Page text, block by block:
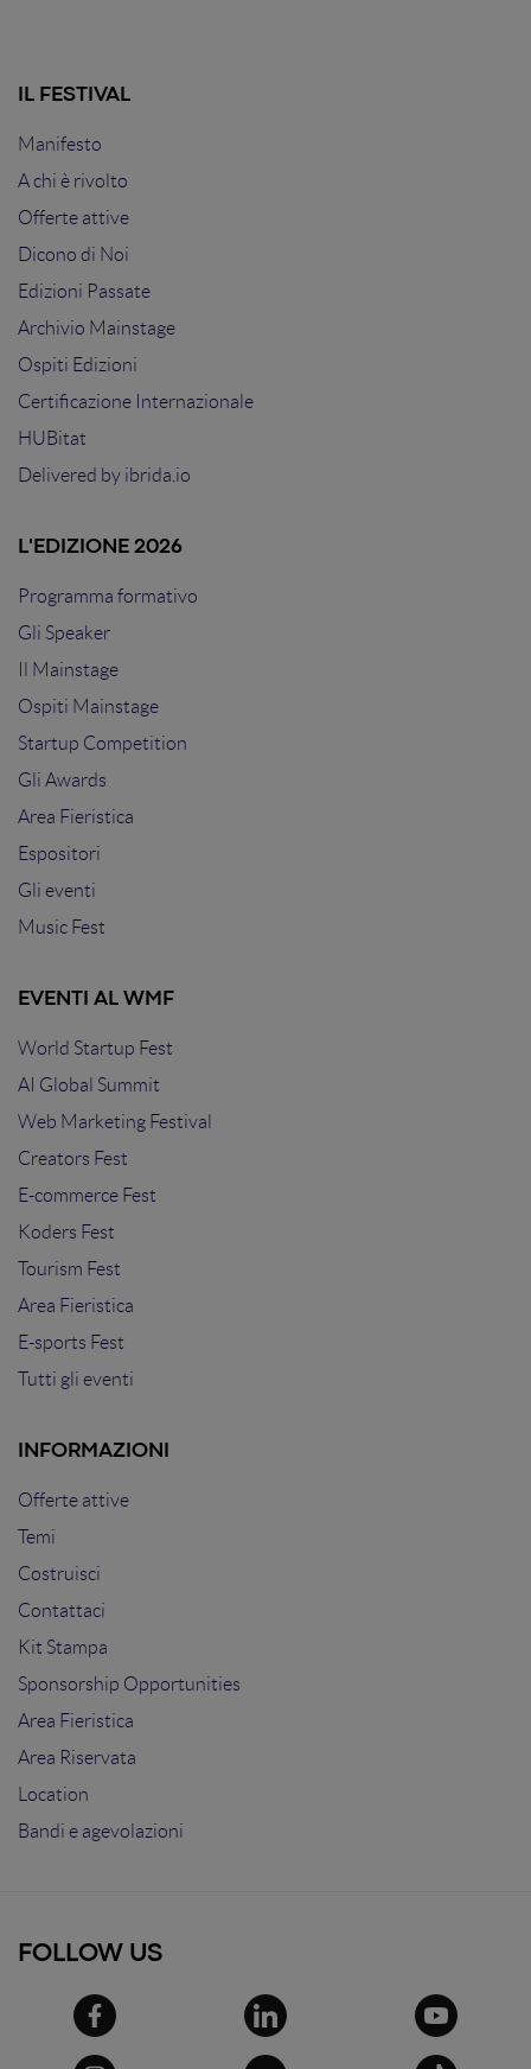
IL FESTIVAL
Manifesto
A chi è rivolto
Offerte attive
Dicono di Noi
Edizioni Passate
Archivio Mainstage
Ospiti Edizioni
Certificazione Internazionale
HUBitat
Delivered by ibrida.io
L'EDIZIONE 2026
Programma formativo
Gli Speaker
Il Mainstage
Ospiti Mainstage
Startup Competition
Gli Awards
Area Fieristica
Espositori
Gli eventi
Music Fest
EVENTI AL WMF
World Startup Fest
AI Global Summit
Web Marketing Festival
Creators Fest
E-commerce Fest
Koders Fest
Tourism Fest
Area Fieristica
E-sports Fest
Tutti gli eventi
INFORMAZIONI
Offerte attive
Temi
Costruisci
Contattaci
Kit Stampa
Sponsorship Opportunities
Area Fieristica
Area Riservata
Location
Bandi e agevolazioni
FOLLOW US